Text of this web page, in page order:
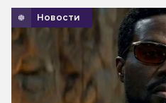
Новости